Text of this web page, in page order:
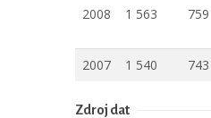
2008
1 563 759
2007
1 540 743
Zdroj dat